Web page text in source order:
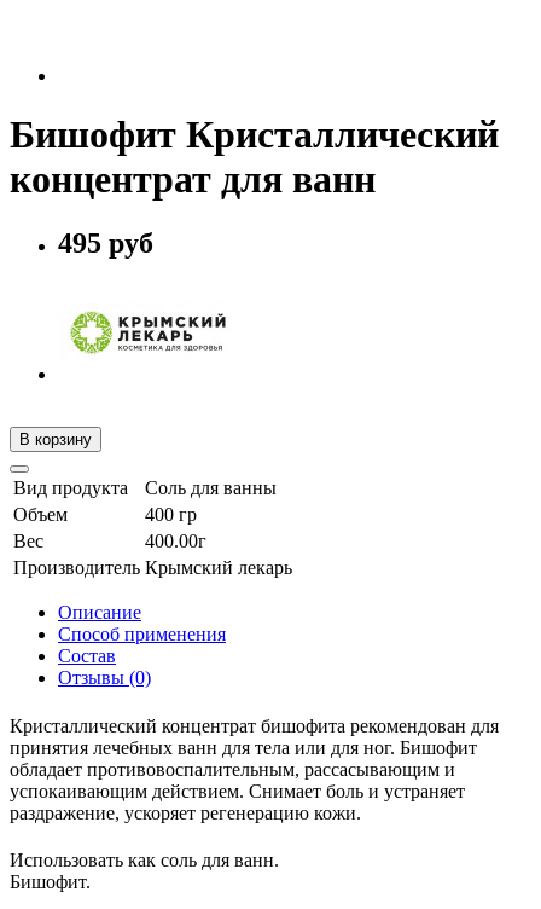
Бишофит Кристаллический
концентрат для ванн
495 руб
В корзину
Вид продукта
Соль для ванны
Объем
400 гр
Вес
400.00г
Производитель Крымский лекарь
Описание
Способ применения
Состав
Отзывы (0)
Кристаллический концентрат бишофита рекомендован для
принятия лечебных ванн для тела или для ног. Бишофит
обладает противовоспалительным, рассасывающим и
успокаивающим действием. Снимает боль и устраняет
раздражение, ускоряет регенерацию кожи.
Использовать как соль для ванн.
Бишофит.